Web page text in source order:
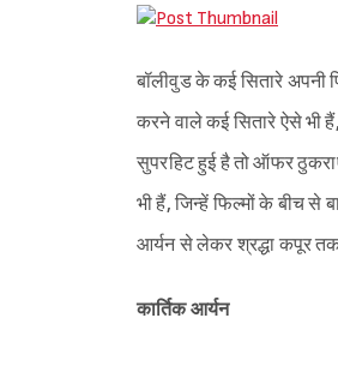
बॉलीवुड के कई सितारे अपनी
करने वाले कई सितारे ऐसे भी
सुपरहिट हुई है तो ऑफर
भी हैं, जिन्हें फिल्मों के बीच से
आर्यन से लेकर श्रद्धा कपूर
कार्तिक आर्यन